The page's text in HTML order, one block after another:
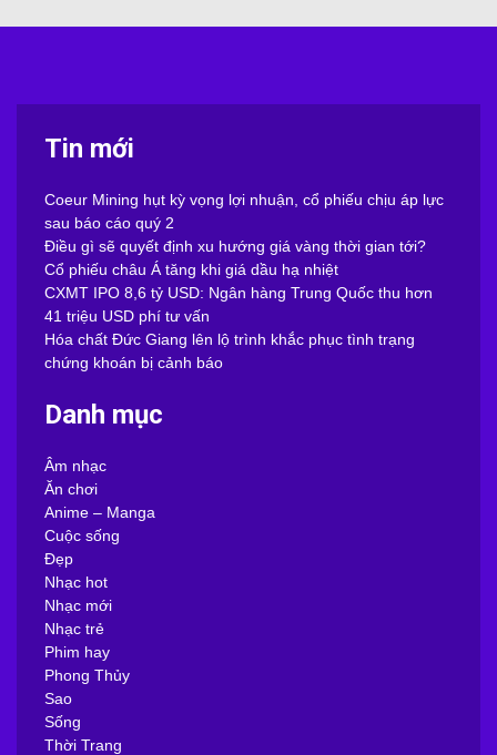
Tin mới
Coeur Mining hụt kỳ vọng lợi nhuận, cổ phiếu chịu áp lực
sau báo cáo quý 2
Điều gì sẽ quyết định xu hướng giá vàng thời gian tới?
Cổ phiếu châu Á tăng khi giá dầu hạ nhiệt
CXMT IPO 8,6 tỷ USD: Ngân hàng Trung Quốc thu hơn
41 triệu USD phí tư vấn
Hóa chất Đức Giang lên lộ trình khắc phục tình trạng
chứng khoán bị cảnh báo
Danh mục
Âm nhạc
Ăn chơi
Anime – Manga
Cuộc sống
Đẹp
Nhạc hot
Nhạc mới
Nhạc trẻ
Phim hay
Phong Thủy
Sao
Sống
Thời Trang